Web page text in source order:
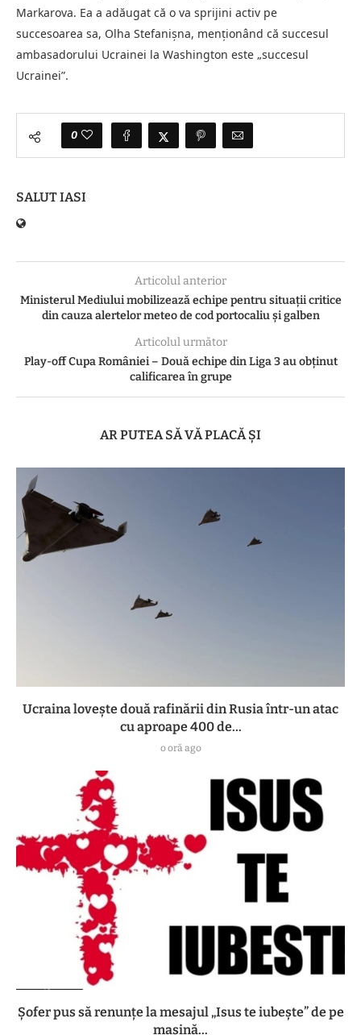
Markarova. Ea a adăugat că o va sprijini activ pe
succesoarea sa, Olha Stefanișna, menționând că succesul
ambasadorului Ucrainei la Washington este „succesul
Ucrainei”.
0
SALUT IASI
Articolul anterior
Ministerul Mediului mobilizează echipe pentru situații critice
din cauza alertelor meteo de cod portocaliu și galben
Articolul următor
Play-off Cupa României – Două echipe din Liga 3 au obținut
calificarea în grupe
AR PUTEA SĂ VĂ PLACĂ ȘI
Ucraina lovește două rafinării din Rusia într-un atac
cu aproape 400 de...
o oră ago
Șofer pus să renunțe la mesajul „Isus te iubește” de pe
mașină...